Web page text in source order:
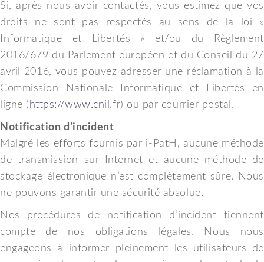
Si, après nous avoir contactés, vous estimez que vos
droits ne sont pas respectés au sens de la loi «
Informatique et Libertés » et/ou du Règlement
2016/679 du Parlement européen et du Conseil du 27
avril 2016, vous pouvez adresser une réclamation à la
Commission Nationale Informatique et Libertés en
ligne ( https://www.cnil.fr) ou par courrier postal.
Notification d’incident
Malgré les efforts fournis par i-PatH, aucune méthode
de transmission sur Internet et aucune méthode de
stockage électronique n’est complètement sûre. Nous
ne pouvons garantir une sécurité absolue.
Nos procédures de notification d’incident tiennent
compte de nos obligations légales. Nous nous
engageons à informer pleinement les utilisateurs de